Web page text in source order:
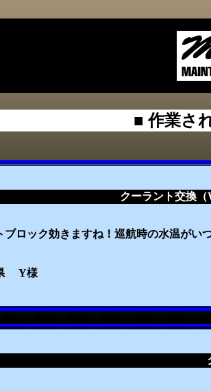
■作業さ
クーラント交換
ブロック効きますね！巡航時の水温がい
Y様